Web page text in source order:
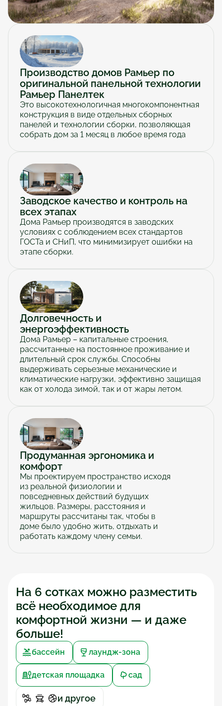
Производство домов Рамьер по
оригинальной панельной технологии
Рамьер Панелтек
Это высокотехнологичная многокомпонентная
конструкция в виде отдельных сборных
панелей и технологии сборки, позволяющая
собрать дом за 1 месяц в любое время года
Заводское качество и контроль на
всех этапах
Дома Рамьер производятся в заводских
условиях с соблюдением всех стандартов
ГОСТа и СНиП, что минимизирует ошибки на
этапе сборки.
Долговечность и
энергоэффективность
Дома Рамьер – капитальные строения,
рассчитанные на постоянное проживание и
длительный срок службы. Способны
выдерживать серьезные механические и
климатические нагрузки, эффективно защищая
как от холода зимой, так и от жары летом.
Продуманная эргономика и
комфорт
Мы проектируем пространство исходя
из реальной физиологии и
повседневных действий будущих
жильцов. Размеры, расстояния и
маршруты рассчитаны так, чтобы в
доме было удобно жить, отдыхать и
работать каждому члену семьи.
На 6 сотках можно разместить
всё необходимое для
комфортной жизни — и даже
больше!
бассейн лаундж-зона
детская площадка сад
и другое